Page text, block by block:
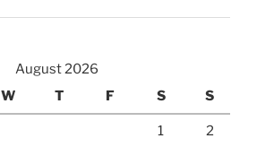
August 2026
W T F S S
1 2